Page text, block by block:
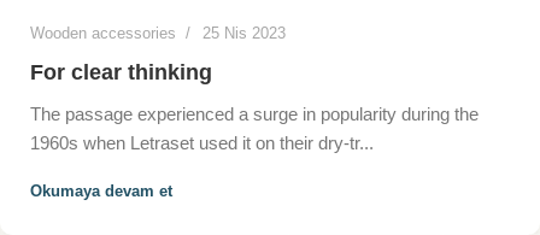
Wooden accessories 25 Nis 2023
For clear thinking
The passage experienced a surge in popularity during the
1960s when Letraset used it on their dry-tr...
Okumaya devam et